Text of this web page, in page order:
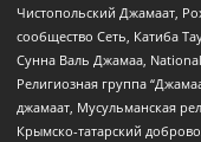
Чистопольский Джамаат,
сообщество Сеть, Катиба
Сунна Валь Джамаа,
Религиозная группа
джамаат, Мусульманская
Крымско-татарский